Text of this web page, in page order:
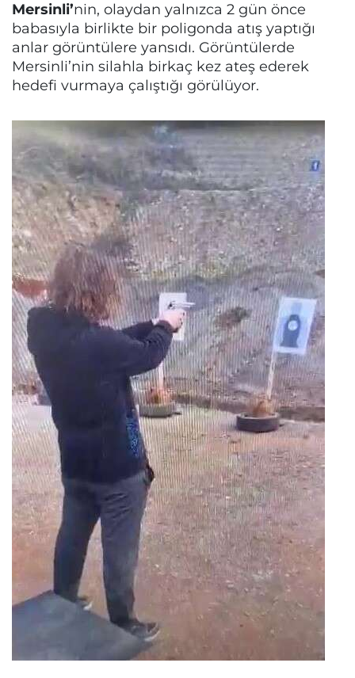
Mersinli’nin, olaydan yalnızca 2 gün önce
babasıyla birlikte bir poligonda atış yaptığı
anlar görüntülere yansıdı. Görüntülerde
Mersinli’nin silahla birkaç kez ateş ederek
hedefi vurmaya çalıştığı görülüyor.